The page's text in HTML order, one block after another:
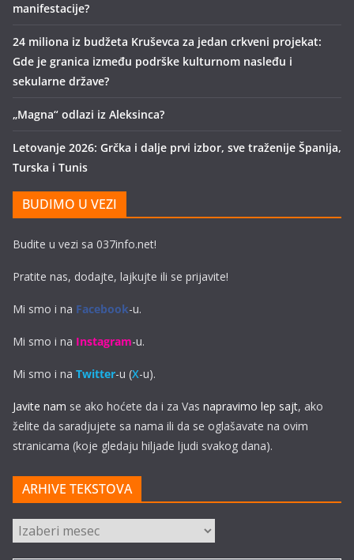
manifestacije?
24 miliona iz budžeta Kruševca za jedan crkveni projekat:
Gde je granica između podrške kulturnom nasleđu i
sekularne države?
„Magna“ odlazi iz Aleksinca?
Letovanje 2026: Grčka i dalje prvi izbor, sve traženije Španija,
Turska i Tunis
BUDIMO U VEZI
Budite u vezi sa 037info.net!
Pratite nas, dodajte, lajkujte ili se prijavite!
Mi smo i na Facebook-u.
Mi smo i na Instagram-u.
Mi smo i na Twitter-u (X-u).
Javite nam se ako hoćete da i za Vas napravimo lep sajt, ako
želite da saradjujete sa nama ili da se oglašavate na ovim
stranicama (koje gledaju hiljade ljudi svakog dana).
ARHIVE TEKSTOVA
ARHIVE
TEKSTOVA